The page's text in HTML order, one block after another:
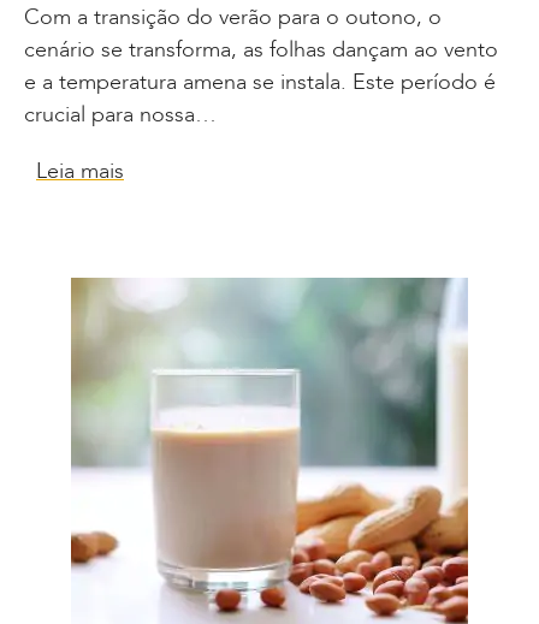
Com a transição do verão para o outono, o
cenário se transforma, as folhas dançam ao vento
e a temperatura amena se instala. Este período é
crucial para nossa…
Leia mais